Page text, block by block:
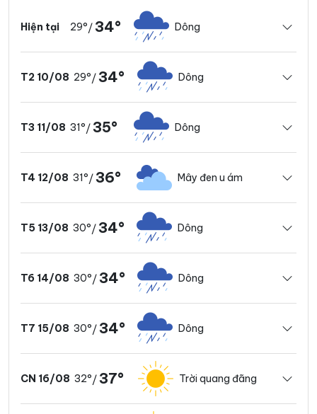
Hiện tại 29°/ 34° Dông
T2 10/08 29°/ 34° Dông
T3 11/08 31°/ 35° Dông
T4 12/08 31°/ 36° Mây đen u ám
T5 13/08 30°/ 34° Dông
T6 14/08 30°/ 34° Dông
T7 15/08 30°/ 34° Dông
CN 16/08 32°/ 37° Trời quang đãng